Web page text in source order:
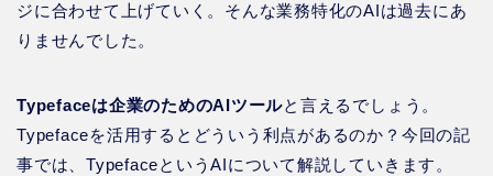
ジに合わせて上げていく。そんな業務特化のAIは過去にあ
りませんでした。
Typefaceは企業のためのAIツールと言えるでしょう。
Typefaceを活用するとどういう利点があるのか？今回の記
事では、TypefaceというAIについて解説していきます。